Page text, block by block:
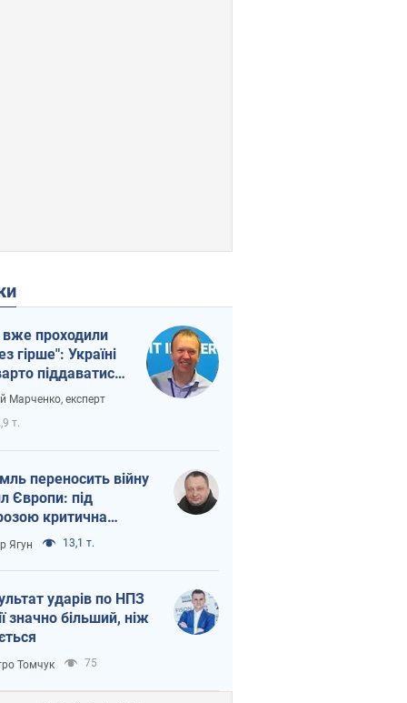
проходили
гірше": Україні
піддаватися
через
Марченко, експерт
т.
переносить війну
Європи: під
критична
Ягун 13,1 т.
ударів по НПЗ
значно більший, ніж
Томчук 75